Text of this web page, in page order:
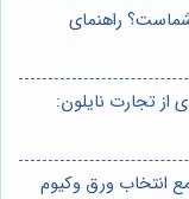
راهنمای
از تجارت نایلون:
انتخاب ورق وکیوم